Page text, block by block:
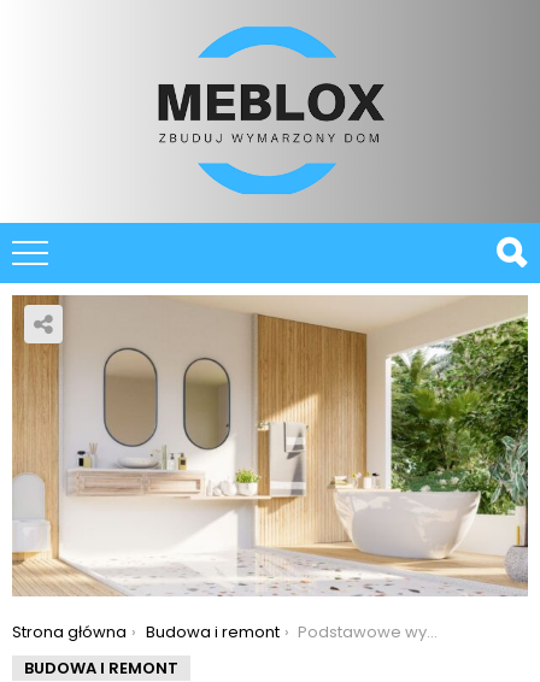
You are here:
Strona główna Budowa i remont
Podstawowe wyposażenie łazienek
BUDOWA I REMONT